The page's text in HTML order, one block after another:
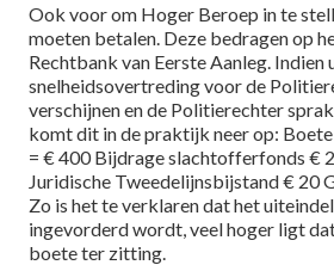
Ook voor om Hoger Beroep in te
moeten betalen. Deze bedragen op
Rechtbank van Eerste Aanleg. Indien
snelheidsovertreding voor de
verschijnen en de Politierechter
komt dit in de praktijk neer op:
= € 400 Bijdrage slachtofferfonds €
Juridische Tweedelijnsbijstand € 20
Zo is het te verklaren dat het
ingevorderd wordt, veel hoger ligt
boete ter zitting.